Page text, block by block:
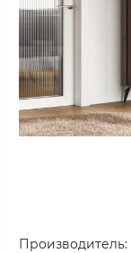
Производитель: